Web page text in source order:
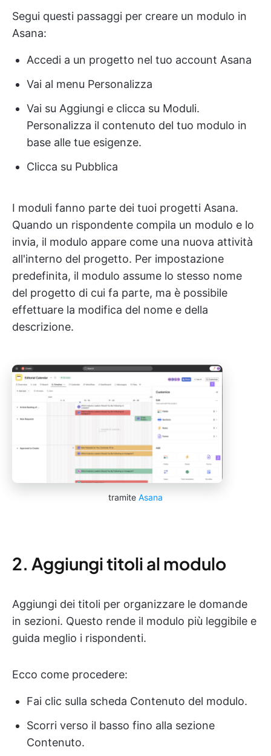
Segui questi passaggi per creare un modulo in
Asana:
Accedi a un progetto nel tuo account Asana
Vai al menu Personalizza
Vai su Aggiungi e clicca su Moduli.
Personalizza il contenuto del tuo modulo in
base alle tue esigenze.
Clicca su Pubblica
I moduli fanno parte dei tuoi progetti Asana.
Quando un rispondente compila un modulo e lo
invia, il modulo appare come una nuova attività
all'interno del progetto. Per impostazione
predefinita, il modulo assume lo stesso nome
del progetto di cui fa parte, ma è possibile
effettuare la modifica del nome e della
descrizione.
tramite Asana
2. Aggiungi titoli al modulo
Aggiungi dei titoli per organizzare le domande
in sezioni. Questo rende il modulo più leggibile e
guida meglio i rispondenti.
Ecco come procedere:
Fai clic sulla scheda Contenuto del modulo.
Scorri verso il basso fino alla sezione
Contenuto.